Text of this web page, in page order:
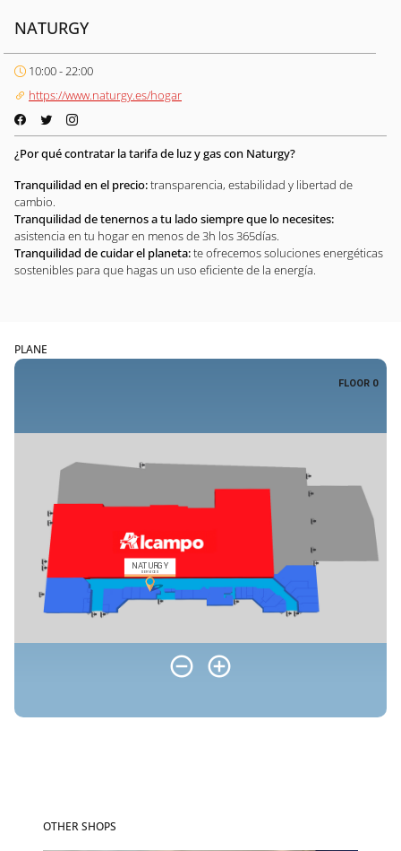
NATURGY
10:00 - 22:00
https://www.naturgy.es/hogar
¿Por qué contratar la tarifa de luz y gas con Naturgy?
Tranquilidad en el precio:transparencia, estabilidad y libertad de
cambio.
Tranquilidad de tenernos a tu lado siempre que lo necesites:
asistencia en tu hogar en menos de 3h los 365días.
Tranquilidad de cuidar el planeta:te ofrecemos soluciones energéticas
sostenibles para que hagas un uso eficiente de la energía.
PLANE
OTHER SHOPS